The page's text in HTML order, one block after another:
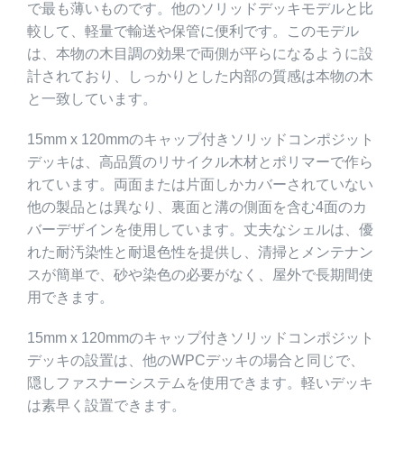
で最も薄いものです。他のソリッドデッキモデルと比
較して、軽量で輸送や保管に便利です。このモデル
は、本物の木目調の効果で両側が平らになるように設
計されており、しっかりとした内部の質感は本物の木
と一致しています。
15mm x 120mmのキャップ付きソリッドコンポジット
デッキは、高品質のリサイクル木材とポリマーで作ら
れています。両面または片面しかカバーされていない
他の製品とは異なり、裏面と溝の側面を含む4面のカ
バーデザインを使用しています。丈夫なシェルは、優
れた耐汚染性と耐退色性を提供し、清掃とメンテナン
スが簡単で、砂や染色の必要がなく、屋外で長期間使
用できます。
15mm x 120mmのキャップ付きソリッドコンポジット
デッキの設置は、他のWPCデッキの場合と同じで、
隠しファスナーシステムを使用できます。軽いデッキ
は素早く設置できます。